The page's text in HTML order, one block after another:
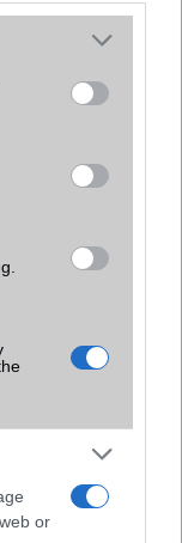
or more Google
may click to
party tags to
in below Google
or
nagy sikerre
ezzel